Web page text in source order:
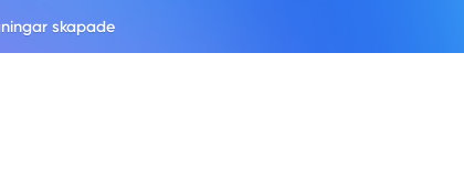
skapade